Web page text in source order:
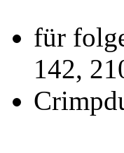
für
142,